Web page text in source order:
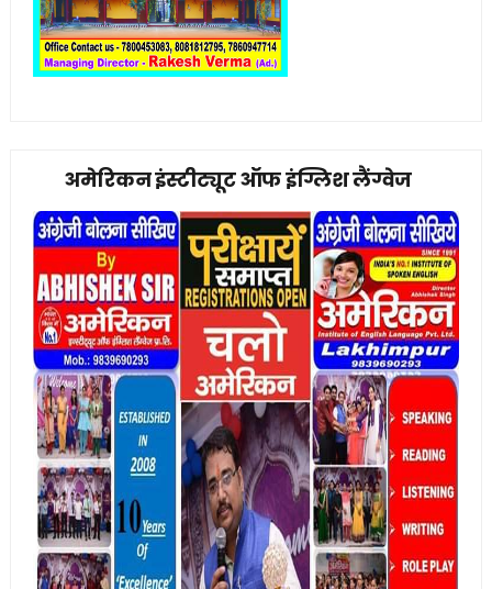
अमेरिकन इंस्टीट्यूट ऑफ इंग्लिश लैंग्वेज